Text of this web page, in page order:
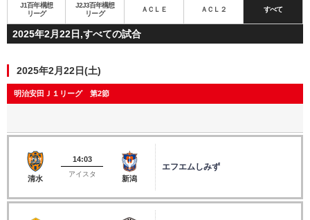
J1百年構想
リーグ
J2J3百年構想
リーグ
ＡＣＬＥ ＡＣＬ２ すべて
2025年2月22日,すべての試合
2025年2月22日(土)
明治安田Ｊ１リーグ 第2節
清水
14:03
アイスタ
新潟
エフエムしみず